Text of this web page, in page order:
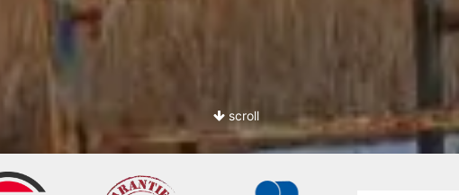
scroll